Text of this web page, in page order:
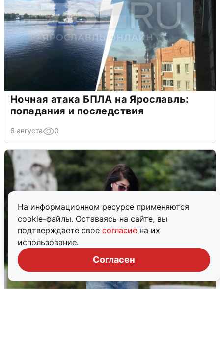
На информационном ресурсе применяются
cookie-файлы. Оставаясь на сайте, вы
подтверждаете свое согласие на их
использование.
Согласен
Ночная атака БПЛА на Ярославль:
попадания и последствия
6 августа 0